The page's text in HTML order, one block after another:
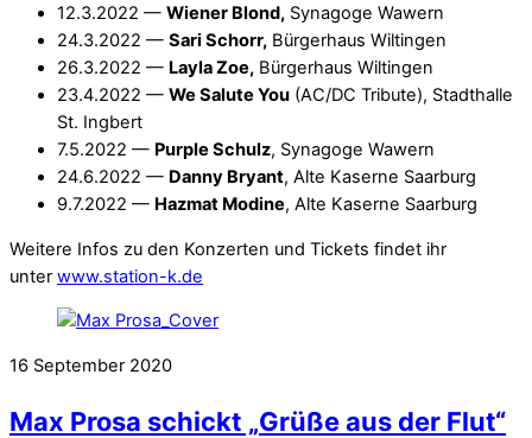
12.3.2022 — Wiener Blond, Synagoge Wawern
24.3.2022 — Sari Schorr, Bürgerhaus Wiltingen
26.3.2022 — Layla Zoe, Bürgerhaus Wiltingen
23.4.2022 — We Salute You (AC/DC Tribute), Stadthalle
St. Ingbert
7.5.2022 — Purple Schulz, Synagoge Wawern
24.6.2022 — Danny Bryant, Alte Kaserne Saarburg
9.7.2022 — Hazmat Modine, Alte Kaserne Saarburg
Weitere Infos zu den Konzerten und Tickets findet ihr
unter www.station-k.de
16 September 2020
Max Prosa schickt „Grüße aus der Flut“